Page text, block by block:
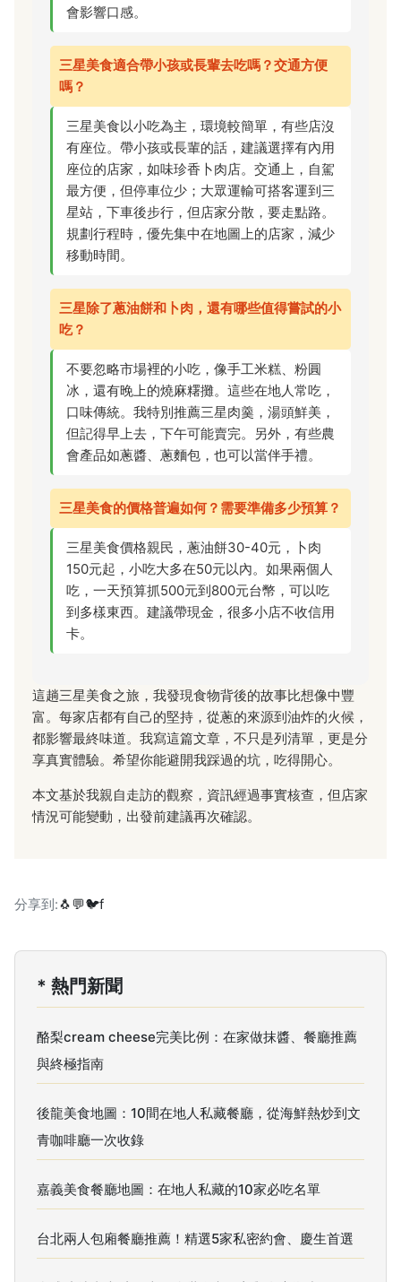
會影響口感。
三星美食適合帶小孩或長輩去吃嗎？交通方便
嗎？
三星美食以小吃為主，環境較簡單，有些店沒
有座位。帶小孩或長輩的話，建議選擇有內用
座位的店家，如味珍香卜肉店。交通上，自駕
最方便，但停車位少；大眾運輸可搭客運到三
星站，下車後步行，但店家分散，要走點路。
規劃行程時，優先集中在地圖上的店家，減少
移動時間。
三星除了蔥油餅和卜肉，還有哪些值得嘗試的小
吃？
不要忽略市場裡的小吃，像手工米糕、粉圓
冰，還有晚上的燒麻糬攤。這些在地人常吃，
口味傳統。我特別推薦三星肉羹，湯頭鮮美，
但記得早上去，下午可能賣完。另外，有些農
會產品如蔥醬、蔥麵包，也可以當伴手禮。
三星美食的價格普遍如何？需要準備多少預算？
三星美食價格親民，蔥油餅30-40元，卜肉
150元起，小吃大多在50元以內。如果兩個人
吃，一天預算抓500元到800元台幣，可以吃
到多樣東西。建議帶現金，很多小店不收信用
卡。
這趟三星美食之旅，我發現食物背後的故事比想像中豐
富。每家店都有自己的堅持，從蔥的來源到油炸的火候，
都影響最終味道。我寫這篇文章，不只是列清單，更是分
享真實體驗。希望你能避開我踩過的坑，吃得開心。
本文基於我親自走訪的觀察，資訊經過事實核查，但店家
情況可能變動，出發前建議再次確認。
分享到:🐧💬🐦f
* 熱門新聞
酪梨cream cheese完美比例：在家做抹醬、餐廳推薦
與終極指南
後龍美食地圖：10間在地人私藏餐廳，從海鮮熱炒到文
青咖啡廳一次收錄
嘉義美食餐廳地圖：在地人私藏的10家必吃名單
台北兩人包廂餐廳推薦！精選5家私密約會、慶生首選